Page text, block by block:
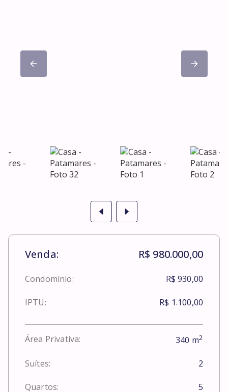
Venda: R$ 980.000,00
Condomínio: R$ 930,00
IPTU: R$ 1.100,00
Área Privativa: 340 m2
Suítes: 2
Quartos: 5